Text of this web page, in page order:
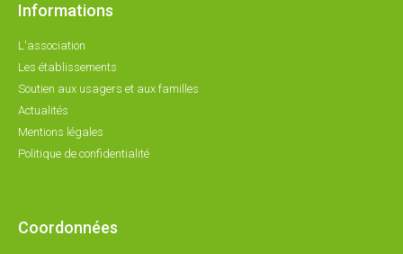
Informations
L'association
Les établissements
Soutien aux usagers et aux familles
Actualités
Mentions légales
Politique de confidentialité
Coordonnées